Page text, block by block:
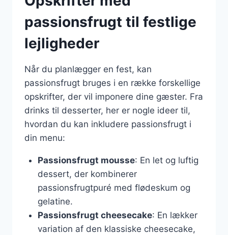
passionsfrugt til festlige
lejligheder
Når du planlægger en fest, kan
passionsfrugt bruges i en række forskellige
opskrifter, der vil imponere dine gæster. Fra
drinks til desserter, her er nogle ideer til,
hvordan du kan inkludere passionsfrugt i
din menu:
Passionsfrugt mousse: En let og luftig
dessert, der kombinerer
passionsfrugtpuré med flødeskum og
gelatine.
Passionsfrugt cheesecake: En lækker
variation af den klassiske cheesecake,